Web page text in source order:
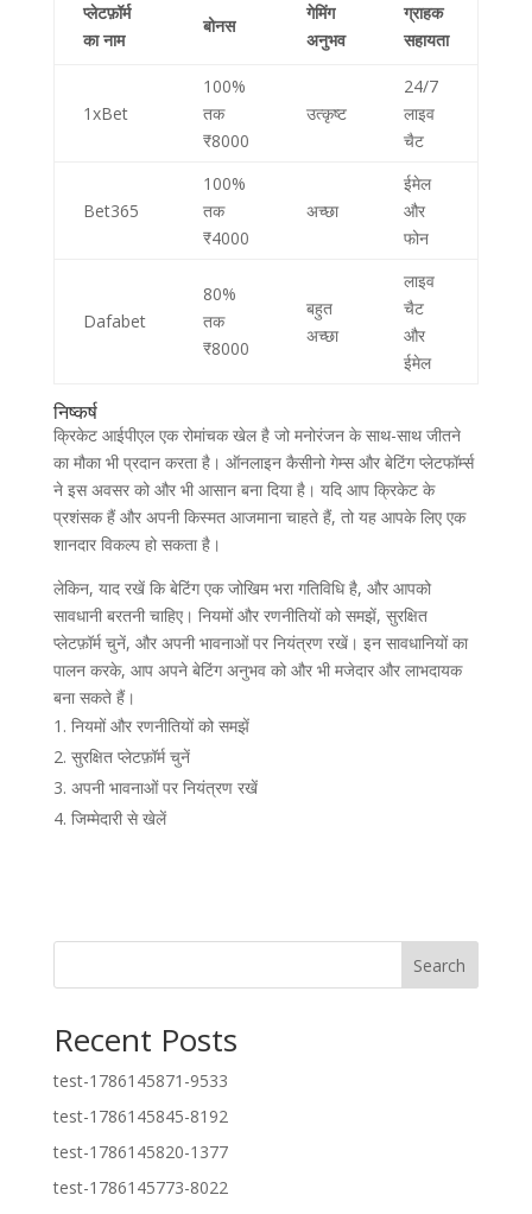
प्लेटफ़ॉर्म
का नाम
बोनस
गेमिंग
अनुभव
ग्राहक
सहायता
1xBet
100%
तक
₹8000
उत्कृष्ट
24/7
लाइव
चैट
Bet365
100%
तक
₹4000
अच्छा
ईमेल
और
फोन
Dafabet
80%
तक
₹8000
बहुत
अच्छा
लाइव
चैट
और
ईमेल
निष्कर्ष
क्रिकेट आईपीएल एक रोमांचक खेल है जो मनोरंजन के साथ-साथ जीतने
का मौका भी प्रदान करता है। ऑनलाइन कैसीनो गेम्स और बेटिंग प्लेटफॉर्म्स
ने इस अवसर को और भी आसान बना दिया है। यदि आप क्रिकेट के
प्रशंसक हैं और अपनी किस्मत आजमाना चाहते हैं, तो यह आपके लिए एक
शानदार विकल्प हो सकता है।
लेकिन, याद रखें कि बेटिंग एक जोखिम भरा गतिविधि है, और आपको
सावधानी बरतनी चाहिए। नियमों और रणनीतियों को समझें, सुरक्षित
प्लेटफ़ॉर्म चुनें, और अपनी भावनाओं पर नियंत्रण रखें। इन सावधानियों का
पालन करके, आप अपने बेटिंग अनुभव को और भी मजेदार और लाभदायक
बना सकते हैं।
नियमों और रणनीतियों को समझें
सुरक्षित प्लेटफ़ॉर्म चुनें
अपनी भावनाओं पर नियंत्रण रखें
जिम्मेदारी से खेलें
Search
Recent Posts
test-1786145871-9533
test-1786145845-8192
test-1786145820-1377
test-1786145773-8022